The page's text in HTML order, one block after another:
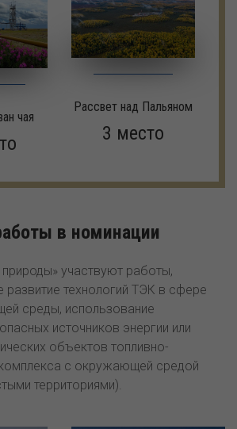
чая
Рассвет над Пальяном
3 место
в номинации
участвуют работы,
технологий ТЭК в сфере
среды, использование
источников энергии или
объектов топливно-
с окружающей средой
территориями).